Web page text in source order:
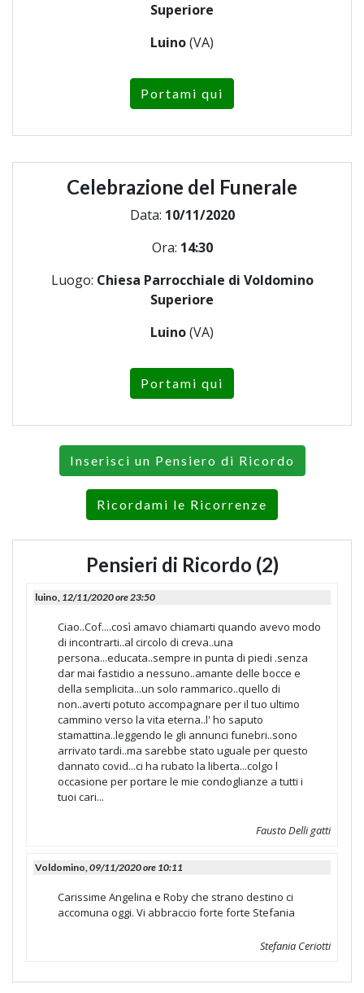
Superiore
Luino(VA)
Portami qui
Celebrazione del Funerale
Data: 10/11/2020
Ora: 14:30
Luogo: Chiesa Parrocchiale di Voldomino
Superiore
Luino(VA)
Portami qui
Inserisci un Pensiero di Ricordo
Ricordami le Ricorrenze
Pensieri di Ricordo (2)
luino, 12/11/2020 ore 23:50
Ciao..Cof....così amavo chiamarti quando avevo modo
di incontrarti..al circolo di creva..una
persona...educata..sempre in punta di piedi .senza
dar mai fastidio a nessuno..amante delle bocce e
della semplicita...un solo rammarico..quello di
non..averti potuto accompagnare per il tuo ultimo
cammino verso la vita eterna..l' ho saputo
stamattina..leggendo le gli annunci funebri..sono
arrivato tardi..ma sarebbe stato uguale per questo
dannato covid...ci ha rubato la liberta...colgo l
occasione per portare le mie condoglianze a tutti i
tuoi cari...
Fausto Delli gatti
Voldomino,09/11/2020 ore 10:11
Carissime Angelina e Roby che strano destino ci
accomuna oggi. Vi abbraccio forte forte Stefania
Stefania Ceriotti